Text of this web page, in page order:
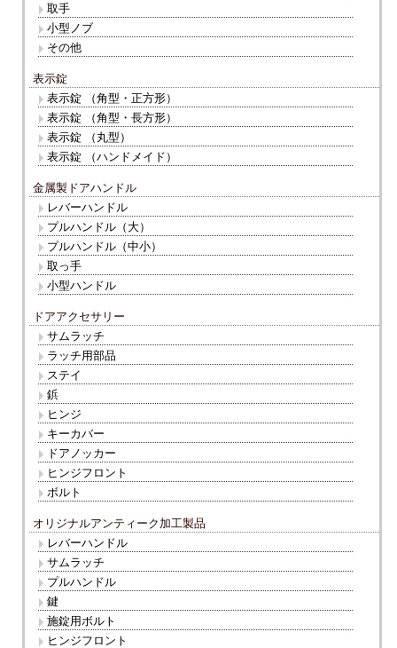
取手
小型ノブ
その他
表示錠
表示錠 （角型・正方形）
表示錠 （角型・長方形）
表示錠 （丸型）
表示錠 （ハンドメイド）
金属製ドアハンドル
レバーハンドル
プルハンドル（大）
プルハンドル（中小）
取っ手
小型ハンドル
ドアアクセサリー
サムラッチ
ラッチ用部品
ステイ
鋲
ヒンジ
キーカバー
ドアノッカー
ヒンジフロント
ボルト
オリジナルアンティーク加工製品
レバーハンドル
サムラッチ
プルハンドル
鍵
施錠用ボルト
ヒンジフロント